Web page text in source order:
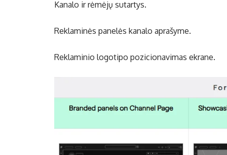
Kanalo ir rėmėjų sutartys.
Reklaminės panelės kanalo aprašyme.
Reklaminio logotipo pozicionavimas ekrane.